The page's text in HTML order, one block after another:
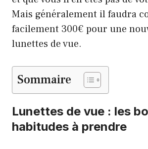
Mais généralement il faudra
facilement 300€ pour une
lunettes de vue.
Sommaire
Lunettes de vue : les
habitudes à prendre